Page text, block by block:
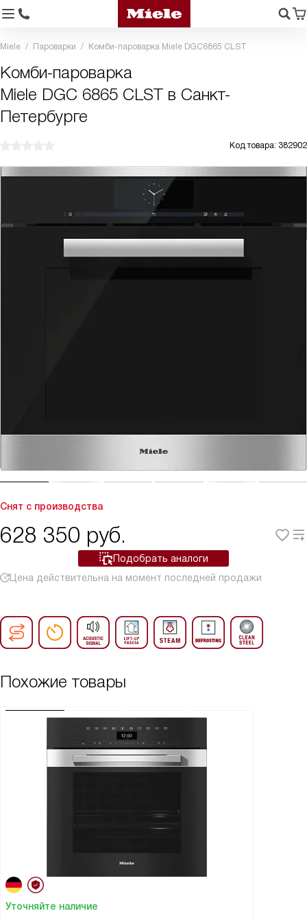
Miele Пароварки Комби-пароварка Miele DGC6865 CLST
Комби-пароварка
Miele DGC 6865 CLST в Санкт-
Петербурге
Код товара: 382902
Снят с производства
628 350 руб.
Подобрать аналоги
Цена действительна на момент последней продажи
Похожие товары
Уточняйте наличие